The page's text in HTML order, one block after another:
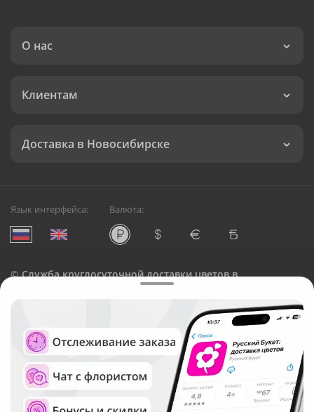
О нас
Клиентам
Доставка в Новосибирске
Язык интерфейса: Валюта:
©Служба круглосуточной доставки цветов в
Русский Букет, 2026
Общество с ограниченной ответственностью «Технология»
ОГРН: 1195476081745, ИНН: 5410081997
Юридический адрес: г. Новосибирск, ул. Ипподромская,
д.42, оф. 3
Рейтинг Русского букета в г. Новосибирск